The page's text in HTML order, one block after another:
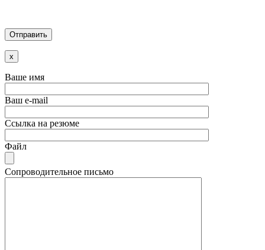
x
Ваше имя
Ваш e-mail
Ссылка на резюме
Файл
Сопроводительное письмо